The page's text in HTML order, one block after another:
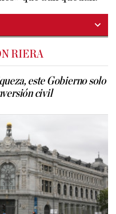
RIERA
este Gobierno solo
civil